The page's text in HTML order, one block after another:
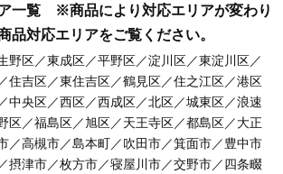
一覧 ※商品により対応エリアが変わり
品対応エリアをご覧ください。
野区／東成区／平野区／淀川区／東淀川区／
住吉区／東住吉区／鶴見区／住之江区／港区
中央区／西区／西成区／北区／城東区／浪速
区／福島区／旭区／天王寺区／都島区／大正
／高槻市／島本町／吹田市／箕面市／豊中市
摂津市／枚方市／寝屋川市／交野市／四条畷